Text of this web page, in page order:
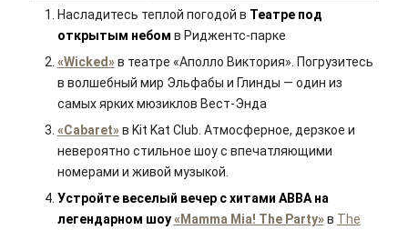
Насладитесь теплой погодой в Театре под
открытым небом в Риджентс-парке
«Wicked»в театре «Аполло Виктория». Погрузитесь
в волшебный мир Эльфабы и Глинды — один из
самых ярких мюзиклов Вест-Энда
«Cabaret»в Kit Kat Club. Атмосферное, дерзкое и
невероятно стильное шоу с впечатляющими
номерами и живой музыкой.
Устройте веселый вечер с хитами ABBA на
легендарном шоу«Mamma Mia! The Party»в The